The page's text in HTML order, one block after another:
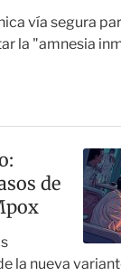
vía segura
la "amnesia
de
la nueva